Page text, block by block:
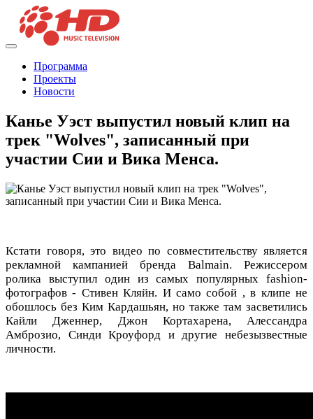
Программа
Проекты
Новости
Канье Уэст выпустил новый клип на
трек "Wolves", записанный при
участии Сии и Вика Менса.
Кстати говоря, это видео по совместительству является
рекламной кампанией бренда Balmain. Режиссером
ролика выступил один из самых популярных fashion-
фотографов - Стивен Кляйн. И само собой , в клипе не
обошлось без Ким Кардашьян, но также там засветились
Кайли Дженнер, Джон Кортахарена, Алессандра
Амброзио, Синди Кроуфорд и другие небезызвестные
личности.